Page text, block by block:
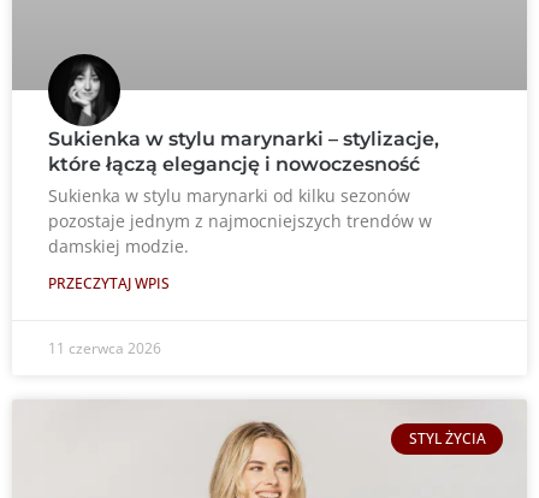
Sukienka w stylu marynarki – stylizacje,
które łączą elegancję i nowoczesność
Sukienka w stylu marynarki od kilku sezonów
pozostaje jednym z najmocniejszych trendów w
damskiej modzie.
PRZECZYTAJ WPIS
11 czerwca 2026
STYL ŻYCIA